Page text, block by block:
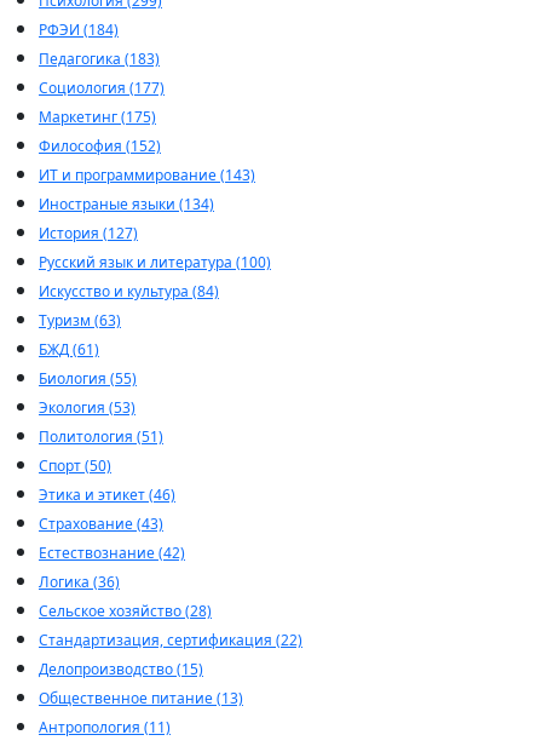
РФЭИ (184)
Педагогика (183)
Социология (177)
Маркетинг (175)
Философия (152)
ИТ и программирование (143)
Иностраные языки (134)
История (127)
Русский язык и литература (100)
Искусство и культура (84)
Туризм (63)
БЖД (61)
Биология (55)
Экология (53)
Политология (51)
Спорт (50)
Этика и этикет (46)
Страхование (43)
Естествознание (42)
Логика (36)
Сельское хозяйство (28)
Стандартизация, сертификация (22)
Делопроизводство (15)
Общественное питание (13)
Антропология (11)